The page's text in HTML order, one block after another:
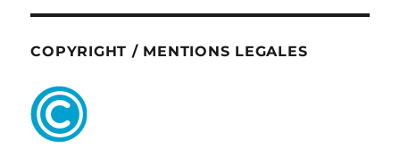
COPYRIGHT / MENTIONS LEGALES